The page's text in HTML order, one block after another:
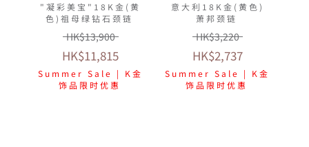
"凝彩美宝"18K金(黄
色)祖母绿钻石颈链
HK$13,900
HK$11,815
Summer Sale | K金
饰品限时优惠
意大利18K金(黄色)
萧邦颈链
HK$3,220
HK$2,737
Summer Sale | K金
饰品限时优惠